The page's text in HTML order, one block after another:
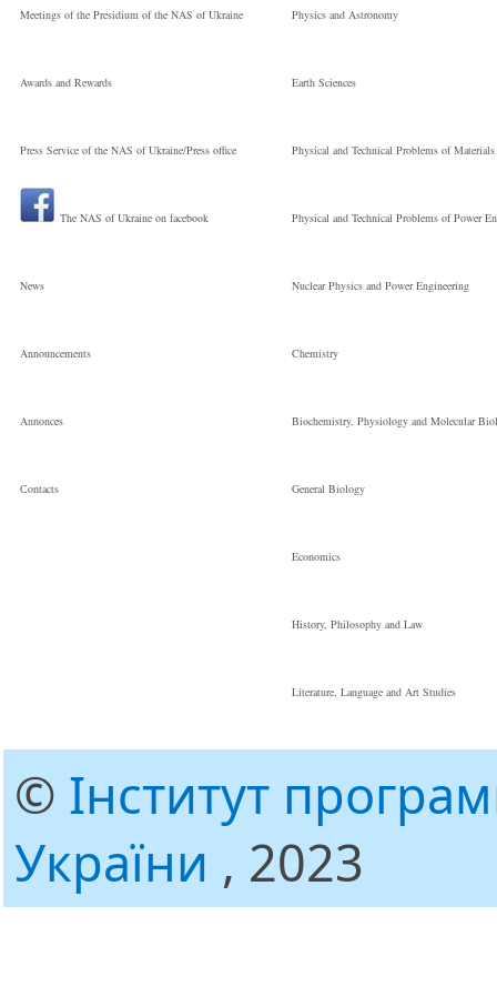
науковий
співробітник
Молодший
науковий
співробітник
Meetings of the Presidium of the NAS of Ukraine
Awards and Rewards
Press Service of the NAS of Ukraine/Press office
The NAS of Ukraine on facebook
News
Announcements
Annonces
Сontacts
Physics and Astronomy
Earth Sciences
Physical and Technical Problems of Materials
Physical and Technical Problems of Power
Nuclear Physics and Power Engineering
Chemistry
Biochemistry, Physiology and Molecular
General Biology
Economics
History, Philosophy and Law
Literature, Language and Art Studies
© Інститут
України , 2023